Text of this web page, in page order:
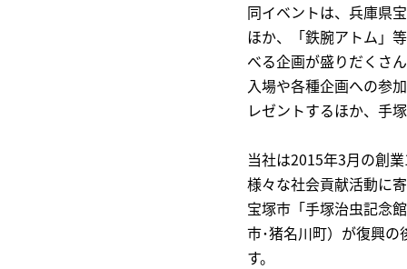
同イベントは、兵庫県
ほか、「鉄腕アトム」
べる企画が盛りだくさ
入場や各種企画への参
レゼントするほか、手
当社は2015年3月の創
様々な社会貢献活動に
宝塚市「手塚治虫記念
市･猪名川町）が復興
す。